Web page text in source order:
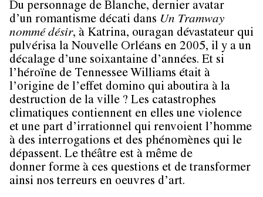
Du personnage de Blanche, dernier avatar
d’un romantisme décati dans Un Tramway
nommé désir, à Katrina, ouragan dévastateur qui
pulvérisa la Nouvelle Orléans en 2005, il y a un
décalage d’une soixantaine d’années. Et si
l’héroïne de Tennessee Williams était à
l’origine de l’effet domino qui aboutira à la
destruction de la ville ? Les catastrophes
climatiques contiennent en elles une violence
et une part d’irrationnel qui renvoient l’homme
à des interrogations et des phénomènes qui le
dépassent. Le théâtre est à même de
donner forme à ces questions et de transformer
ainsi nos terreurs en oeuvres d’art.